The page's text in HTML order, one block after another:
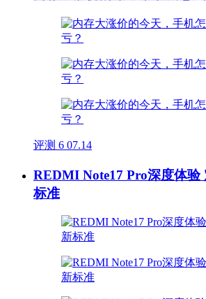
评测 6 07.14
REDMI Note17 Pro深度体验
标准